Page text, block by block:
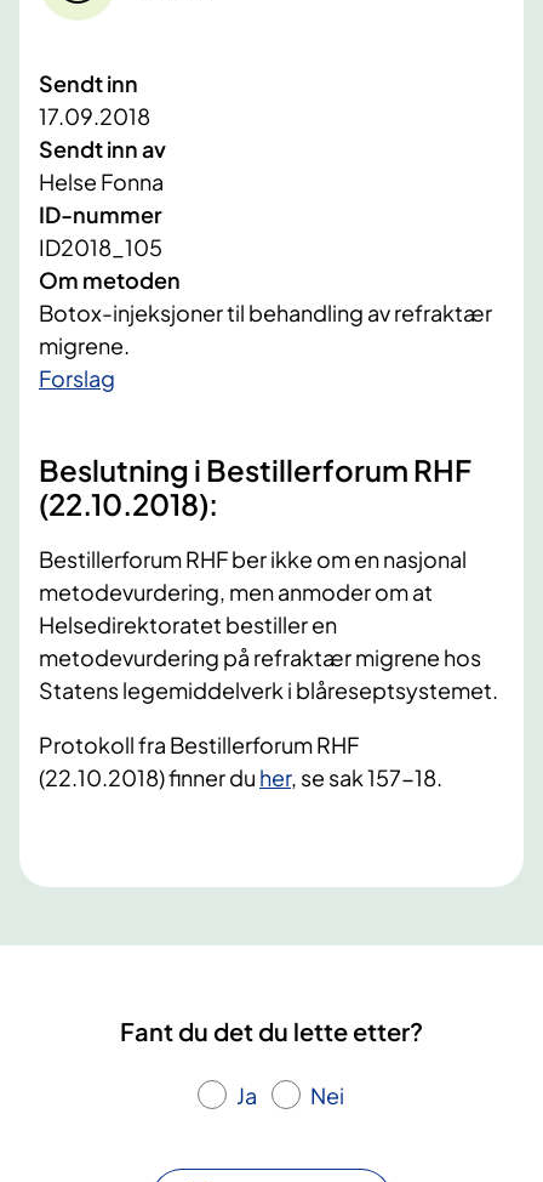
Sendt inn
17.09.2018
Sendt inn av
Helse Fonna
ID-nummer
ID2018_105
Om metoden
Botox-injeksjoner til behandling av refraktær
migrene.
​Forslag
Beslutning i Bestillerforum RHF
(22.10.2018):
Bestillerforum RHF ber ikke om en nasjonal
metodevurdering, men anmoder om at
Helsedirektoratet bestiller en
metodevurdering på refraktær migrene hos
Statens legemiddelverk i blåreseptsystemet.
Protokoll fra Bestillerforum RHF
(22.10.2018) finner du her, se sak 157-18.
Fant du det du lette etter?
Ja Nei